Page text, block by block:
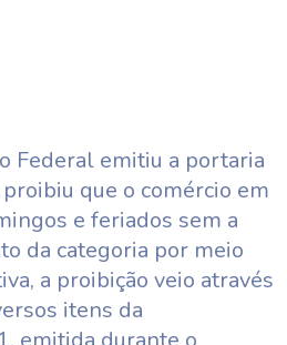
Federal emitiu a portaria
que o comércio em
e feriados sem a
da categoria por meio
a proibição veio através
itens da